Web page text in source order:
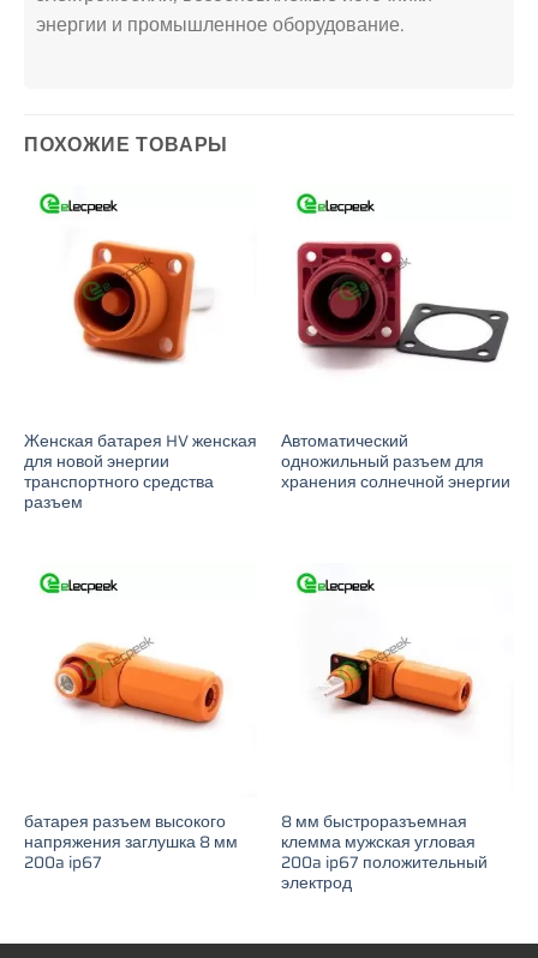
энергии и промышленное оборудование.
ПОХОЖИЕ ТОВАРЫ
Женская батарея HV женская
для новой энергии
транспортного средства
разъем
Автоматический
одножильный разъем для
хранения солнечной энергии
батарея разъем высокого
напряжения заглушка 8 мм
200a ip67
8 мм быстроразъемная
клемма мужская угловая
200a ip67 положительный
электрод